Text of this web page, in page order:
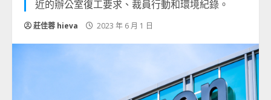
近的辦公室復工要求、裁員行動和環境紀錄。
莊佳蓉 hieva 2023 年 6 月 1 日